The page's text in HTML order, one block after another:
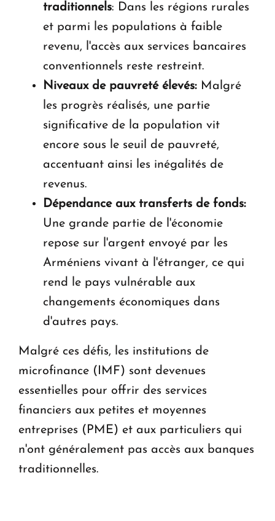
traditionnels: Dans les régions rurales
et parmi les populations à faible
revenu, l'accès aux services bancaires
conventionnels reste restreint.
Niveaux de pauvreté élevés: Malgré
les progrès réalisés, une partie
significative de la population vit
encore sous le seuil de pauvreté,
accentuant ainsi les inégalités de
revenus.
Dépendance aux transferts de fonds:
Une grande partie de l'économie
repose sur l'argent envoyé par les
Arméniens vivant à l'étranger, ce qui
rend le pays vulnérable aux
changements économiques dans
d'autres pays.
Malgré ces défis, les institutions de
microfinance (IMF) sont devenues
essentielles pour offrir des services
financiers aux petites et moyennes
entreprises (PME) et aux particuliers qui
n'ont généralement pas accès aux banques
traditionnelles.